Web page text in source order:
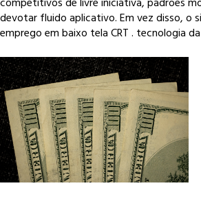
devotar fluido aplicativo. Em vez disso, o
emprego em baixo tela CRT . tecnologia